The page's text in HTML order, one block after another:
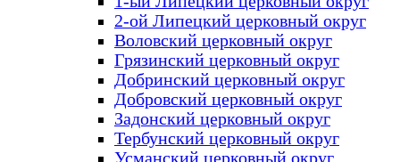
2-ой Липецкий церковный округ
Воловский церковный округ
Грязинский церковный округ
Добринский церковный округ
Добровский церковный округ
Задонский церковный округ
Тербунский церковный округ
Усманский церковный округ